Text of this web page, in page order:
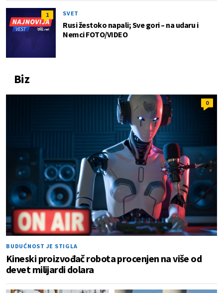
1 SVET
Rusi žestoko napali; Sve gori – na udaru i
Nemci FOTO/VIDEO
Biz
0
BUDUĆNOST JE STIGLA
Kineski proizvođač robota procenjen na više od
devet milijardi dolara